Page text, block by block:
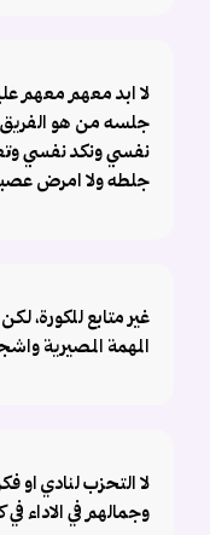
لا ابد معهم معهم
جلسه من هو الفريق
نفسي ونكد نفسي
جلطه ولا امرض
غير متابع للكورة،
المهمة المصيرية
لا التحزب لنادي او
وجمالهم في الاداء في